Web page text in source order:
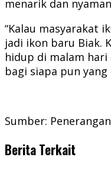
menarik dan
“Kalau masyarakat
jadi ikon baru Biak.
hidup di malam
bagi siapa pun
Sumber:
Berita Terkait